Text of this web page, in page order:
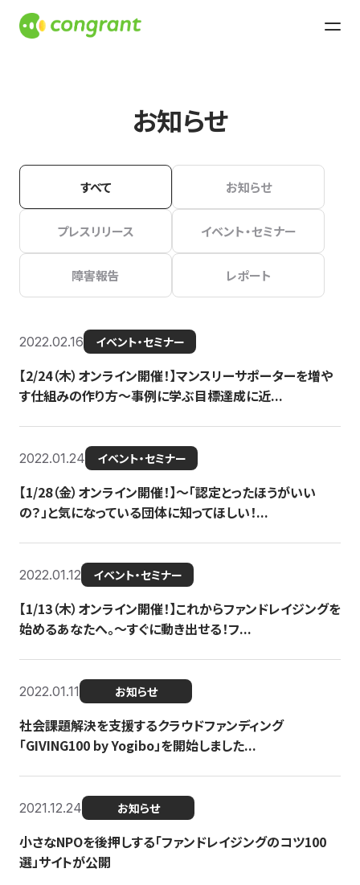
お知らせ
すべて お知らせ
プレスリリース イベント・セミナー
障害報告 レポート
2022.02.16 イベント・セミナー
【2/24（木）オンライン開催！】マンスリーサポーターを増や
す仕組みの作り方〜事例に学ぶ目標達成に近...
2022.01.24 イベント・セミナー
【1/28（金）オンライン開催！】〜「認定とったほうがいい
の？」と気になっている団体に知ってほしい！...
2022.01.12 イベント・セミナー
【1/13（木）オンライン開催！】これからファンドレイジングを
始めるあなたへ。〜すぐに動き出せる！フ...
2022.01.11 お知らせ
社会課題解決を支援するクラウドファンディング
「GIVING100 by Yogibo」を開始しました...
2021.12.24 お知らせ
小さなNPOを後押しする「ファンドレイジングのコツ100
選」サイトが公開